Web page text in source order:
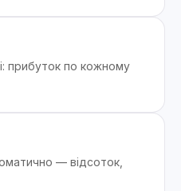
прибуток по кожному
— відсоток,